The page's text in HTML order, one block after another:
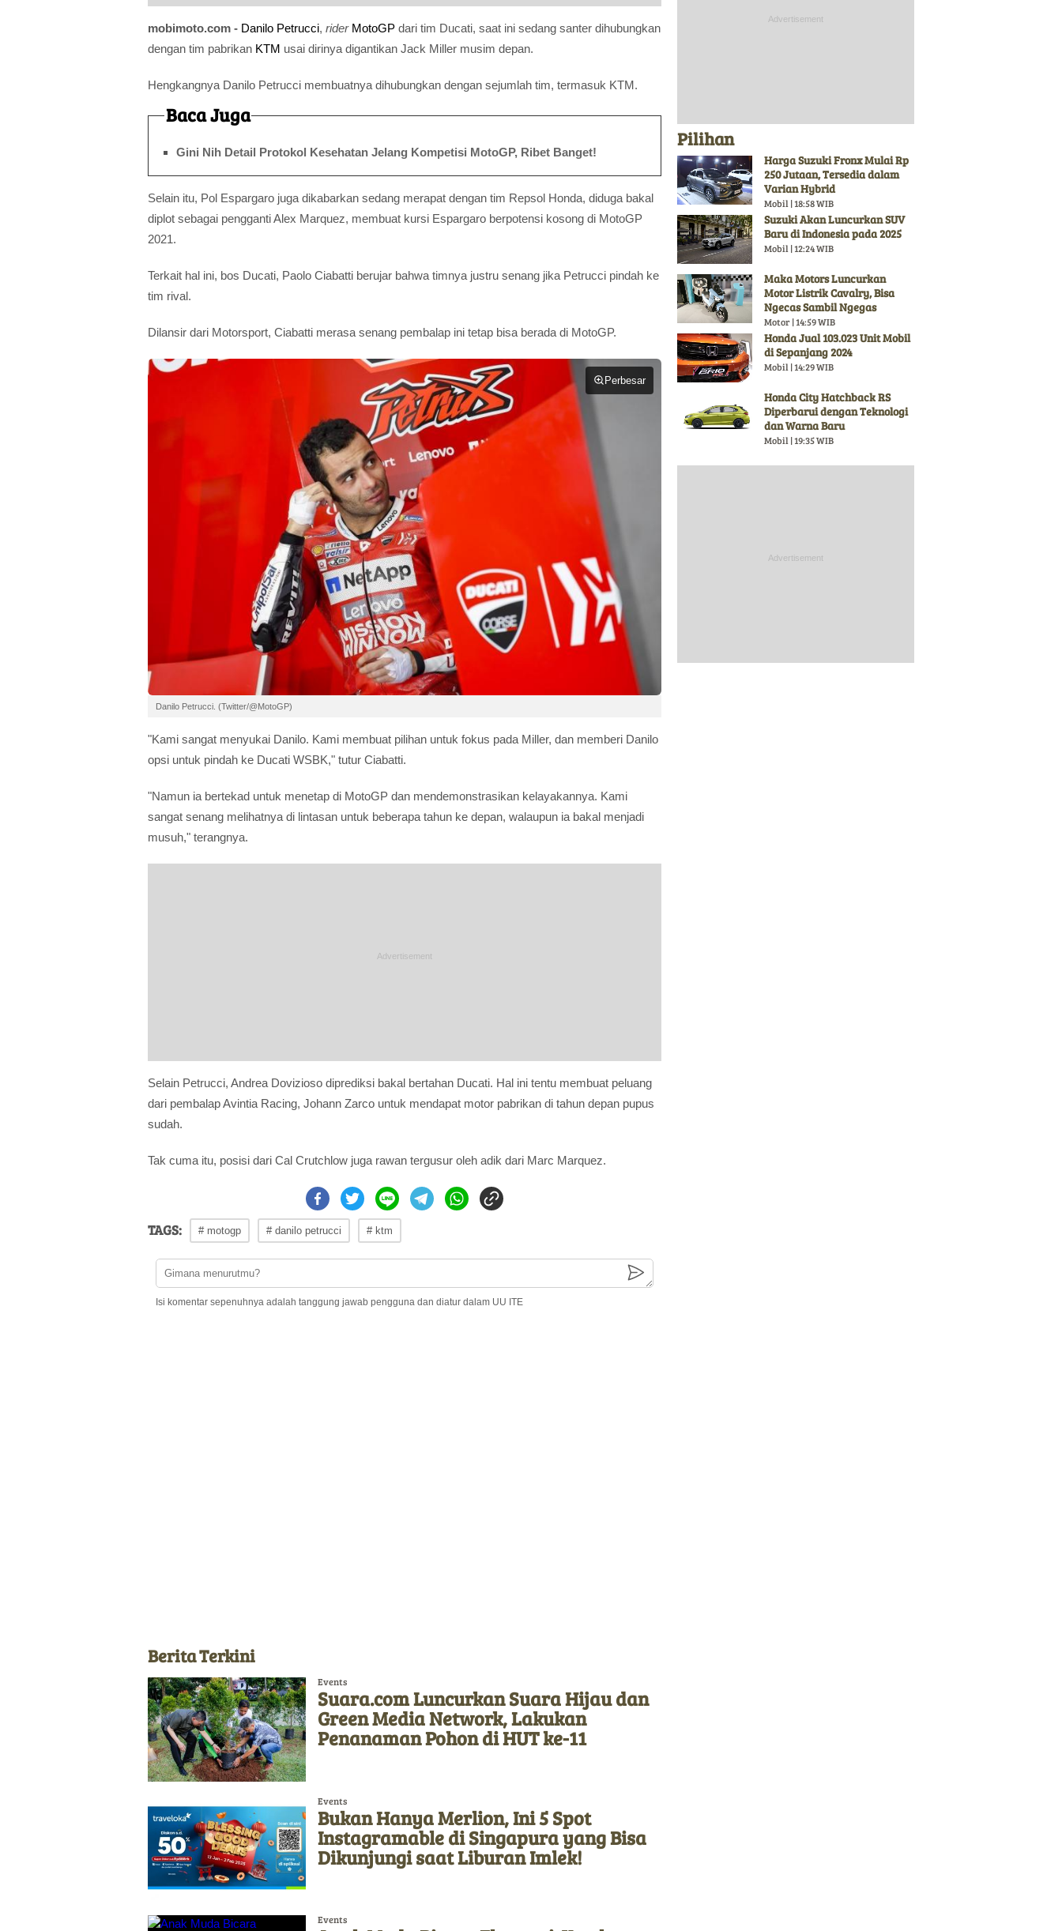
mobimoto.com - Danilo Petrucci, rider MotoGP dari tim Ducati, saat ini sedang santer dihubungkan
dengan tim pabrikan KTM usai dirinya digantikan Jack Miller musim depan.
Hengkangnya Danilo Petrucci membuatnya dihubungkan dengan sejumlah tim, termasuk KTM.
Baca Juga
Gini Nih Detail Protokol Kesehatan Jelang Kompetisi MotoGP, Ribet Banget!
Selain itu, Pol Espargaro juga dikabarkan sedang merapat dengan tim Repsol Honda, diduga bakal
diplot sebagai pengganti Alex Marquez, membuat kursi Espargaro berpotensi kosong di MotoGP
2021.
Terkait hal ini, bos Ducati, Paolo Ciabatti berujar bahwa timnya justru senang jika Petrucci pindah ke
tim rival.
Dilansir dari Motorsport, Ciabatti merasa senang pembalap ini tetap bisa berada di MotoGP.
Perbesar
Danilo Petrucci. (Twitter/@MotoGP)
"Kami sangat menyukai Danilo. Kami membuat pilihan untuk fokus pada Miller, dan memberi Danilo
opsi untuk pindah ke Ducati WSBK," tutur Ciabatti.
"Namun ia bertekad untuk menetap di MotoGP dan mendemonstrasikan kelayakannya. Kami
sangat senang melihatnya di lintasan untuk beberapa tahun ke depan, walaupun ia bakal menjadi
musuh," terangnya.
Selain Petrucci, Andrea Dovizioso diprediksi bakal bertahan Ducati. Hal ini tentu membuat peluang
dari pembalap Avintia Racing, Johann Zarco untuk mendapat motor pabrikan di tahun depan pupus
sudah.
Tak cuma itu, posisi dari Cal Crutchlow juga rawan tergusur oleh adik dari Marc Marquez.
TAGS: # motogp # danilo petrucci # ktm
Isi komentar sepenuhnya adalah tanggung jawab pengguna dan diatur dalam UU ITE
Berita Terkini
Events
Suara.com Luncurkan Suara Hijau dan
Green Media Network, Lakukan
Penanaman Pohon di HUT ke-11
Events
Bukan Hanya Merlion, Ini 5 Spot
Instagramable di Singapura yang Bisa
Dikunjungi saat Liburan Imlek!
Events
Pilihan
Harga Suzuki Fronx Mulai Rp
250 Jutaan, Tersedia dalam
Varian Hybrid
Mobil | 18:58 WIB
Suzuki Akan Luncurkan SUV
Baru di Indonesia pada 2025
Mobil | 12:24 WIB
Maka Motors Luncurkan
Motor Listrik Cavalry, Bisa
Ngecas Sambil Ngegas
Motor | 14:59 WIB
Honda Jual 103.023 Unit Mobil
di Sepanjang 2024
Mobil | 14:29 WIB
Honda City Hatchback RS
Diperbarui dengan Teknologi
dan Warna Baru
Mobil | 19:35 WIB